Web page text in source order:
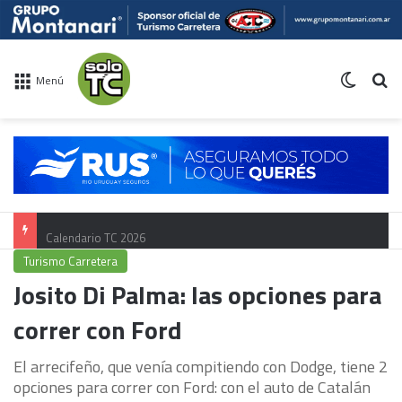
Menú
Calendario TC 2026
Turismo Carretera
Josito Di Palma: las opciones para
correr con Ford
El arrecifeño, que venía compitiendo con Dodge, tiene 2
opciones para correr con Ford: con el auto de Catalán